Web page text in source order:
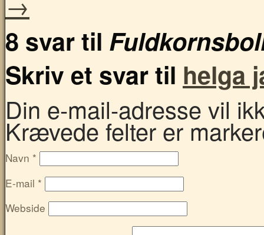
8 svar til
Skriv et svar til helga
Din e-mail-adresse vil
Krævede felter er
Navn *
E-mail *
Webside